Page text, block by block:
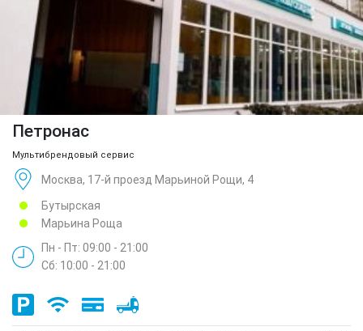
Петронас
Мультибрендовый сервис
Москва, 17-й проезд Марьиной Рощи, 4
Бутырская
Марьина Роща
Пн - Пт: 09:00 - 21:00
Сб: 10:00 - 21:00